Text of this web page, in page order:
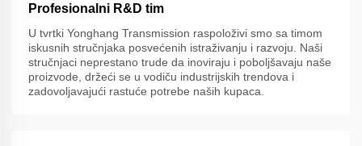
Profesionalni R&D tim
U tvrtki Yonghang Transmission raspoloživi smo sa timom
iskusnih stručnjaka posvećenih istraživanju i razvoju. Naši
stručnjaci neprestano trude da inoviraju i poboljšavaju naše
proizvode, držeći se u vodiču industrijskih trendova i
zadovoljavajući rastuće potrebe naših kupaca.